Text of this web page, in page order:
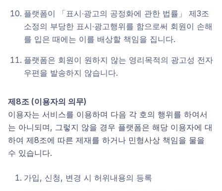
플랫폼이 「표시∙광고의 공정화에 관한 법률」 제3조
소정의 부당한 표시∙광고행위를 함으로써 회원이 손해
를 입은 때에는 이를 배상할 책임을 집니다.
플랫폼은 회원이 원하지 않는 영리목적의 광고성 전자
우편을 발송하지 않습니다.
제8조 (이용자의 의무)
이용자는 서비스를 이용하며 다음 각 호의 행위를 하여서
는 아니되며, 그렇지 않을 경우 플랫폼은 해당 이용자에 대
하여 제8조에 따른 제재를 하거나 민형사상 책임을 물을
수 있습니다.
가입, 신청, 변경 시 허위내용의 등록